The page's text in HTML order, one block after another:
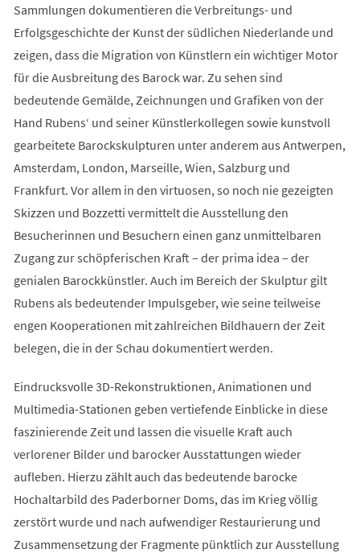
Sammlungen dokumentieren die Verbreitungs- und
Erfolgsgeschichte der Kunst der südlichen Niederlande und
zeigen, dass die Migration von Künstlern ein wichtiger Motor
für die Ausbreitung des Barock war. Zu sehen sind
bedeutende Gemälde, Zeichnungen und Grafiken von der
Hand Rubens‘ und seiner Künstlerkollegen sowie kunstvoll
gearbeitete Barockskulpturen unter anderem aus Antwerpen,
Amsterdam, London, Marseille, Wien, Salzburg und
Frankfurt. Vor allem in den virtuosen, so noch nie gezeigten
Skizzen und Bozzetti vermittelt die Ausstellung den
Besucherinnen und Besuchern einen ganz unmittelbaren
Zugang zur schöpferischen Kraft – der prima idea – der
genialen Barockkünstler. Auch im Bereich der Skulptur gilt
Rubens als bedeutender Impulsgeber, wie seine teilweise
engen Kooperationen mit zahlreichen Bildhauern der Zeit
belegen, die in der Schau dokumentiert werden.
Eindrucksvolle 3D-Rekonstruktionen, Animationen und
Multimedia-Stationen geben vertiefende Einblicke in diese
faszinierende Zeit und lassen die visuelle Kraft auch
verlorener Bilder und barocker Ausstattungen wieder
aufleben. Hierzu zählt auch das bedeutende barocke
Hochaltarbild des Paderborner Doms, das im Krieg völlig
zerstört wurde und nach aufwendiger Restaurierung und
Zusammensetzung der Fragmente pünktlich zur Ausstellung